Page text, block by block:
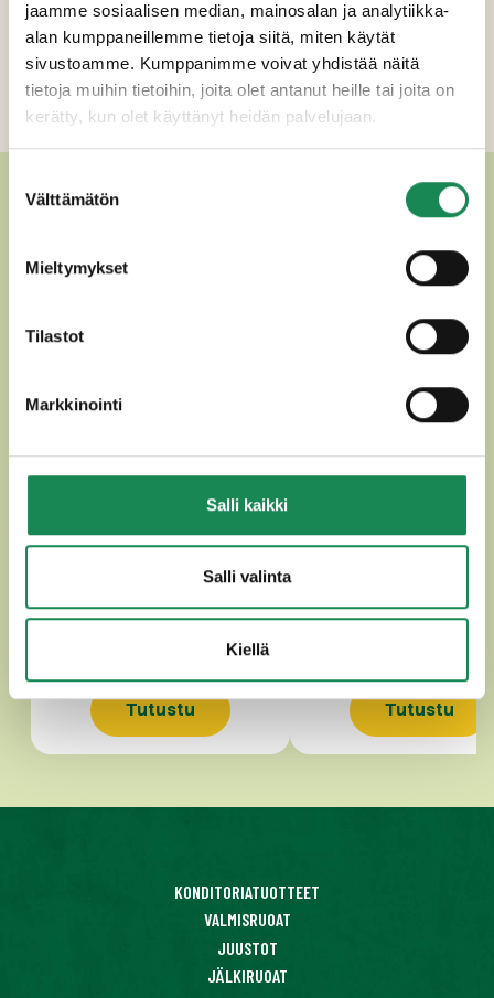
jaamme sosiaalisen median, mainosalan ja analytiikka-
alan kumppaneillemme tietoja siitä, miten käytät
sivustoamme. Kumppanimme voivat yhdistää näitä
tietoja muihin tietoihin, joita olet antanut heille tai joita on
kerätty, kun olet käyttänyt heidän palvelujaan.
valinta
Välttämätön
Mieltymykset
Tilastot
Markkinointi
Salli kaikki
Salli valinta
Kiellä
Erikoisruokavaliot
Ravintosisältö
Lisätiedot
MUUT HERKULLISET GOUDAT
CHILIGOUDA
Tutustu
GOUDA
Tutustu
KONDITORIATUOTTEET
VALMISRUOAT
JUUSTOT
JÄLKIRUOAT